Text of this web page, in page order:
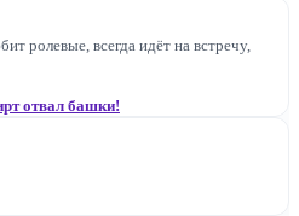
ролевые, всегда идёт на встречу,
отвал башки!